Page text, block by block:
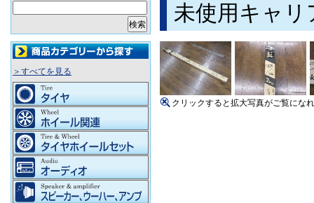
未使用キャリ
クリックすると拡大写真がご覧にな
＞すべてを見る